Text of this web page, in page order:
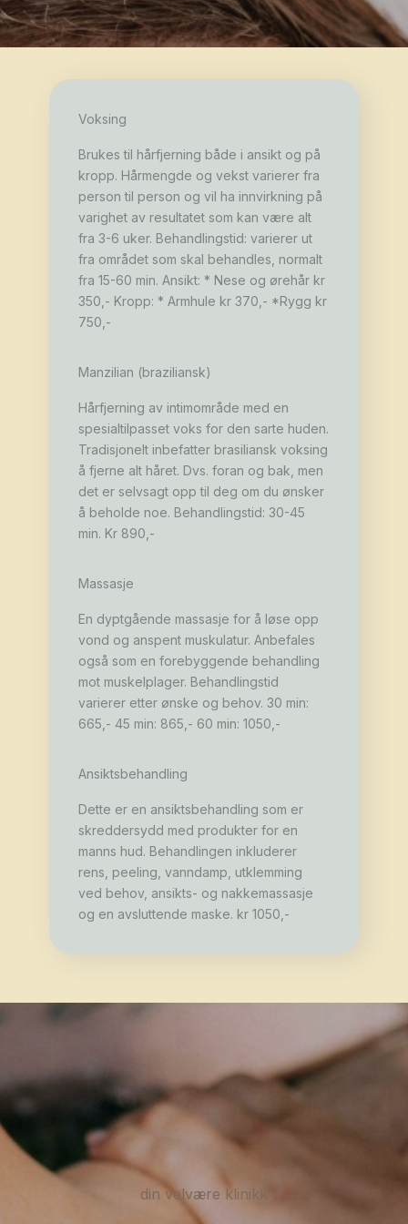
Voksing
Brukes til hårfjerning både i ansikt og på
kropp. Hårmengde og vekst varierer fra
person til person og vil ha innvirkning på
varighet av resultatet som kan være alt
fra 3-6 uker. Behandlingstid: varierer ut
fra området som skal behandles, normalt
fra 15-60 min. Ansikt: * Nese og ørehår kr
350,- Kropp: * Armhule kr 370,- *Rygg kr
750,-
Manzilian (braziliansk)
Hårfjerning av intimområde med en
spesialtilpasset voks for den sarte huden.
Tradisjonelt inbefatter brasiliansk voksing
å fjerne alt håret. Dvs. foran og bak, men
det er selvsagt opp til deg om du ønsker
å beholde noe. Behandlingstid: 30-45
min. Kr 890,-
Massasje
En dyptgående massasje for å løse opp
vond og anspent muskulatur. Anbefales
også som en forebyggende behandling
mot muskelplager. Behandlingstid
varierer etter ønske og behov. 30 min:
665,- 45 min: 865,- 60 min: 1050,-
Ansiktsbehandling
Dette er en ansiktsbehandling som er
skreddersydd med produkter for en
manns hud. Behandlingen inkluderer
rens, peeling, vanndamp, utklemming
ved behov, ansikts- og nakkemassasje
og en avsluttende maske. kr 1050,-
din velvære klinikk